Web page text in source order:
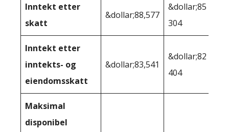
Inntekt etter
skatt
&dollar;88,577
&dollar;85
304
Inntekt etter
inntekts- og
eiendomsskatt
&dollar;83,541
&dollar;82
404
Maksimal
disponibel